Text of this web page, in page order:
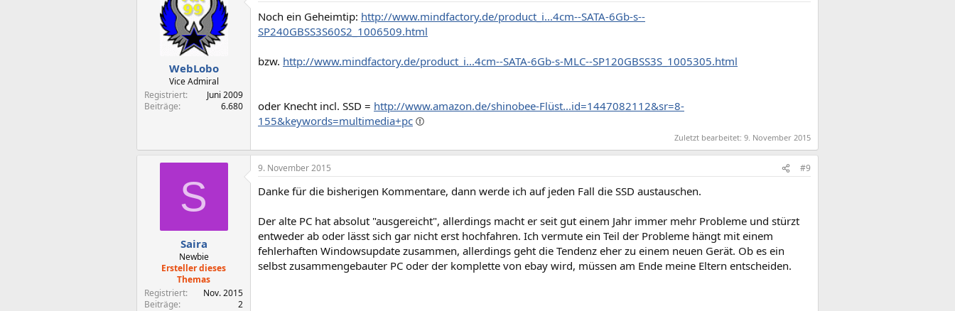
WebLobo
Vice Admiral
Registriert
Juni 2009
Beiträge
6.680
Noch ein Geheimtip: http://www.mindfactory.de/product_i...4cm--SATA-6Gb-s--
SP240GBSS3S60S2_1006509.html
bzw. http://www.mindfactory.de/product_i...4cm--SATA-6Gb-s-MLC--SP120GBSS3S_1005305.html
oder Knecht incl. SSD = http://www.amazon.de/shinobee-Flüst...id=1447082112&sr=8-
155&keywords=multimedia+pc
Zuletzt bearbeitet: 9. November 2015
S
Saira
Newbie
Ersteller dieses
Themas
Registriert
Nov. 2015
Beiträge
2
9. November 2015 #9
Danke für die bisherigen Kommentare, dann werde ich auf jeden Fall die SSD austauschen.
Der alte PC hat absolut "ausgereicht", allerdings macht er seit gut einem Jahr immer mehr Probleme und stürzt
entweder ab oder lässt sich gar nicht erst hochfahren. Ich vermute ein Teil der Probleme hängt mit einem
fehlerhaften Windowsupdate zusammen, allerdings geht die Tendenz eher zu einem neuen Gerät. Ob es ein
selbst zusammengebauter PC oder der komplette von ebay wird, müssen am Ende meine Eltern entscheiden.